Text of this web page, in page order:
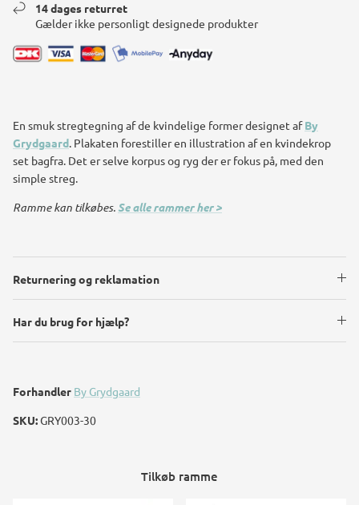
14 dages returret
Gælder ikke personligt designede produkter
En smuk stregtegning af de kvindelige formerdesignet afBy
Grydgaard. Plakaten forestiller en illustration af en kvindekrop
set bagfra. Det er selve korpus og ryg der er fokus på, med den
simple streg.
Ramme kan tilkøbes. Se alle rammer her >
Returnering og reklamation
Har du brug for hjælp?
Forhandler By Grydgaard
SKU:GRY003-30
Tilkøb ramme